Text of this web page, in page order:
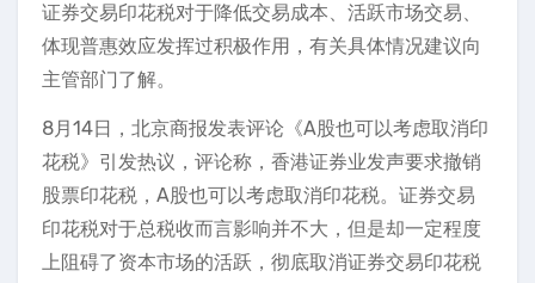
证券交易印花税对于降低交易成本、活跃市场交易、
体现普惠效应发挥过积极作用，有关具体情况建议向
主管部门了解。
8月14日，北京商报发表评论《A股也可以考虑取消印
花税》引发热议，评论称，香港证券业发声要求撤销
股票印花税，A股也可以考虑取消印花税。证券交易
印花税对于总税收而言影响并不大，但是却一定程度
上阻碍了资本市场的活跃，彻底取消证券交易印花税